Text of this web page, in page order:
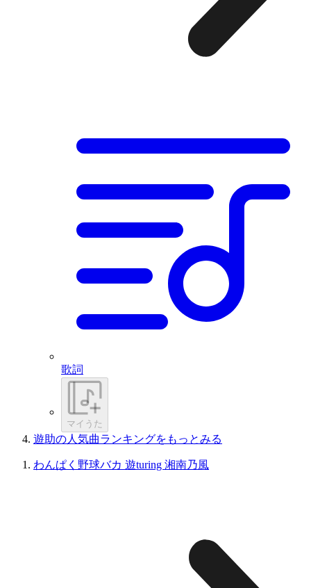
歌詞
マイうた
遊助の人気曲ランキングをもっとみる
わんぱく野球バカ 遊turing 湘南乃風